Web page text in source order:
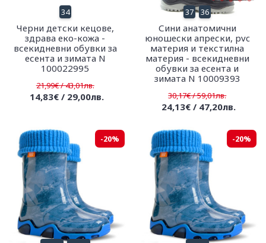
34
Черни детски кецове,
здрава еко-кожа -
всекидневни обувки за
есента и зимата N
100022995
21,99€ / 43,01лв.
14,83€ / 29,00лв.
37 36
Сини анатомични
юношески апрески, pvc
материя и текстилна
материя - всекидневни
обувки за есента и
зимата N 10009393
30,17€ / 59,01лв.
24,13€ / 47,20лв.
-20% -20%